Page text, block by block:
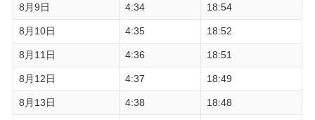
8月9日 4:34 18:54
8月10日 4:35 18:52
8月11日 4:36 18:51
8月12日 4:37 18:49
8月13日 4:38 18:48